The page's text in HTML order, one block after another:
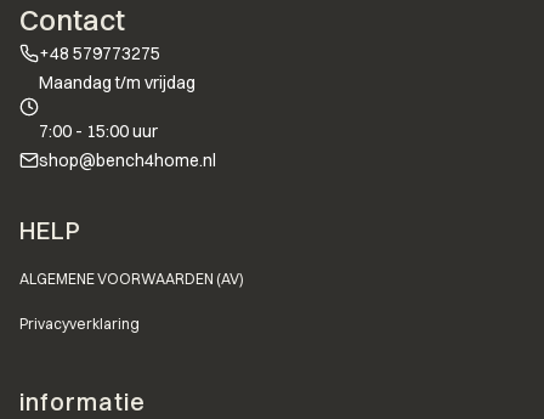
Contact
+48 579773275
Maandag t/m vrijdag
7:00 - 15:00 uur
shop@bench4home.nl
Voettekstmenu
HELP
ALGEMENE VOORWAARDEN (AV)
Privacyverklaring
informatie